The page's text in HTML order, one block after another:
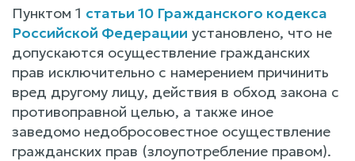
Пунктом 1 статьи 10 Гражданского кодекса
Российской Федерации установлено, что не
допускаются осуществление гражданских
прав исключительно с намерением причинить
вред другому лицу, действия в обход закона с
противоправной целью, а также иное
заведомо недобросовестное осуществление
гражданских прав (злоупотребление правом).